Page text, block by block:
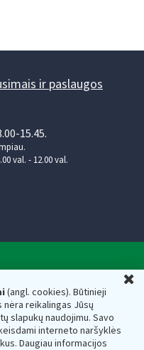
(angl. cookies). Būtinieji
reikalingas Jūsų
slapukų naudojimu. Savo
interneto naršyklės
Daugiau informacijos
ir paslaugos
15.45.
val. - 12.00 val.
— 188659752,
Lietuva, el.paštas:
188659752